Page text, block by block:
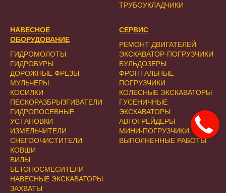
НАВЕСНОЕ
ОБОРУДОВАНИЕ
ГИДРОМОЛОТЫ
ГИДРОБУРЫ
ДОРОЖНЫЕ ФРЕЗЫ
МУЛЬЧЕРЫ
КОСИЛКИ
ПЕСКОРАЗБРЫЗГИВАТЕЛИ
ГИДРОПОСЕВНЫЕ
УСТАНОВКИ
ИЗМЕЛЬЧИТЕЛИ
СНЕГООЧИСТИТЕЛИ
КОВШИ
ВИЛЫ
БЕТОНОСМЕСИТЕЛИ
НАВЕСНЫЕ ЭКСКАВАТОРЫ
ЗАХВАТЫ
ТРУБОУКЛАДЧИКИ
СЕРВИС
РЕМОНТ ДВИГАТЕЛЕЙ
ЭКСКАВАТОР-ПОГРУЗЧИКИ
БУЛЬДОЗЕРЫ
ФРОНТАЛЬНЫЕ
ПОГРУЗЧИКИ
КОЛЕСНЫЕ ЭКСКАВАТОРЫ
ГУСЕНИЧНЫЕ
ЭКСКАВАТОРЫ
АВТОГРЕЙДЕРЫ
МИНИ-ПОГРУЗЧИКИ
ВЫПОЛНЕННЫЕ РАБОТЫ